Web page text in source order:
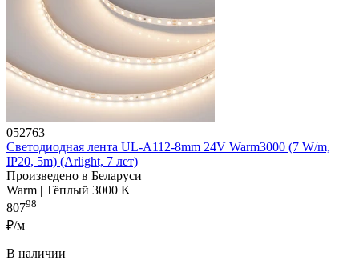
052763
Светодиодная лента UL-A112-8mm 24V Warm3000 (7 W/m,
IP20, 5m) (Arlight, 7 лет)
Произведено в Беларуси
Warm | Тёплый 3000 K
80798
₽/м
В наличии